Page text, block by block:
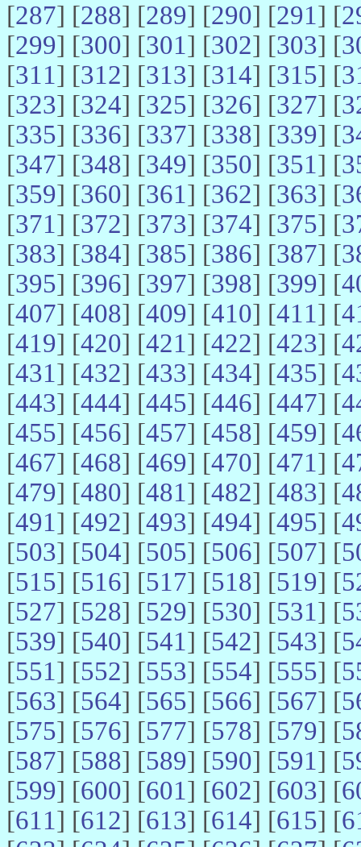
[287] [288] [289] [290] [291] [
[299] [300] [301] [302] [303] [
[311] [312] [313] [314] [315] [
[323] [324] [325] [326] [327] [
[335] [336] [337] [338] [339] [
[347] [348] [349] [350] [351] [
[359] [360] [361] [362] [363] [
[371] [372] [373] [374] [375] [
[383] [384] [385] [386] [387] [
[395] [396] [397] [398] [399] [
[407] [408] [409] [410] [411] [
[419] [420] [421] [422] [423] [
[431] [432] [433] [434] [435] [
[443] [444] [445] [446] [447] [
[455] [456] [457] [458] [459] [
[467] [468] [469] [470] [471] [
[479] [480] [481] [482] [483] [
[491] [492] [493] [494] [495] [
[503] [504] [505] [506] [507] [
[515] [516] [517] [518] [519] [
[527] [528] [529] [530] [531] [
[539] [540] [541] [542] [543] [
[551] [552] [553] [554] [555] [
[563] [564] [565] [566] [567] [
[575] [576] [577] [578] [579] [
[587] [588] [589] [590] [591] [
[599] [600] [601] [602] [603] [
[611] [612] [613] [614] [615] [